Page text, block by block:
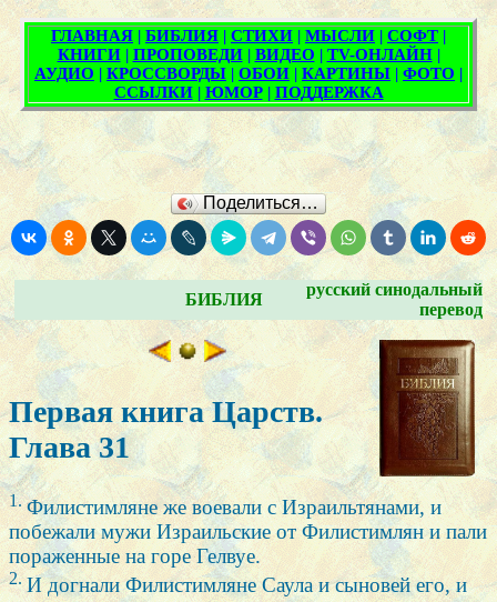
Поделиться…
БИБЛИЯ
русский синодальный
перевод
Первая книга Царств.
Глава 31
1.Филистимляне же воевали с Израильтянами, и
побежали мужи Израильские от Филистимлян и пали
пораженные на горе Гелвуе.
2. И догнали Филистимляне Саула и сыновей его, и